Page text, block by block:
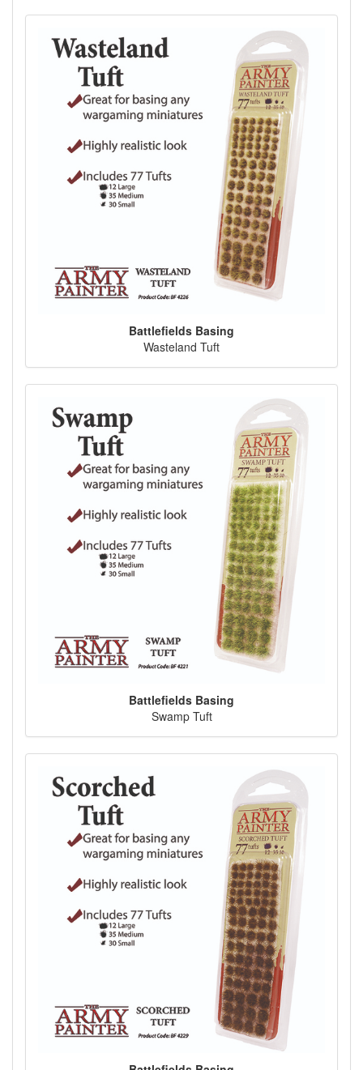
Battlefields Basing
Wasteland Tuft
Battlefields Basing
Swamp Tuft